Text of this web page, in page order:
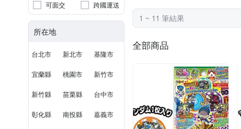
可面交 跨國運送
所在地
台北市 新北市 基隆市
宜蘭縣 桃園市 新竹市
新竹縣 苗栗縣 台中市
彰化縣 南投縣 嘉義市
1 ~ 11 筆結果
全部商品